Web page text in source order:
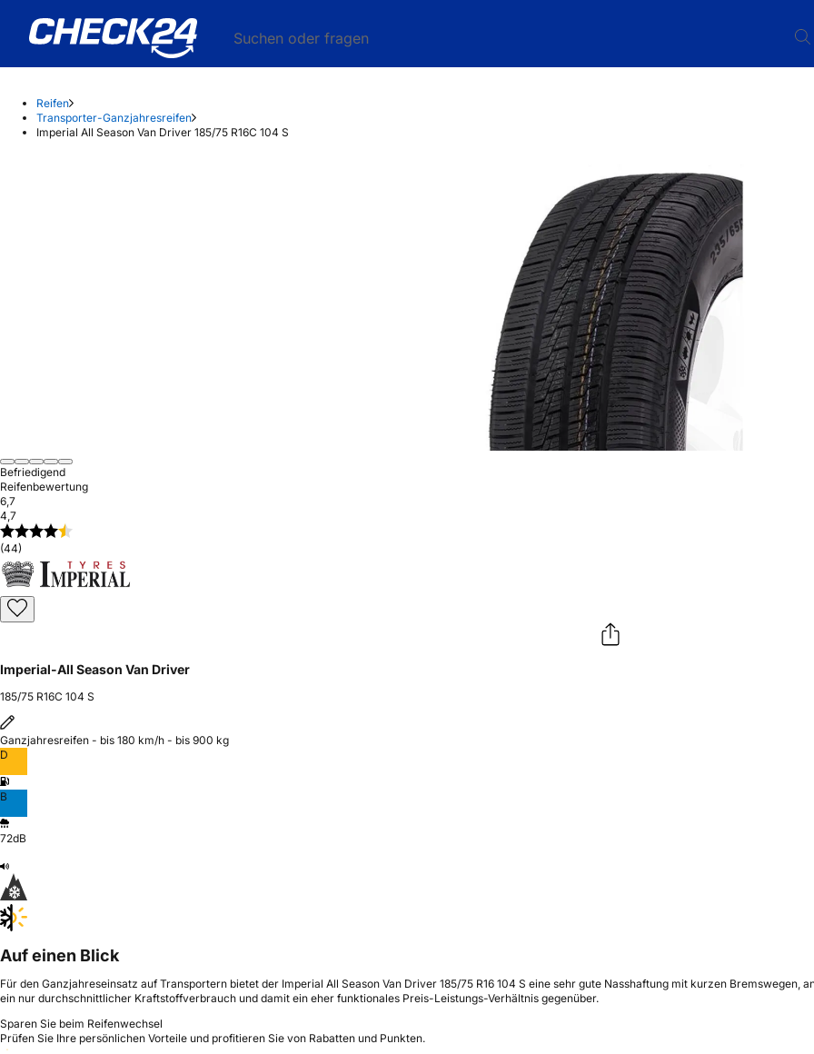
Suchen oder fragen
Reifen
Transporter-Ganzjahresreifen
Imperial All Season Van Driver 185/75 R16C 104 S
Befriedigend
Reifenbewertung
6,7
4,7
(44)
Imperial-All Season Van Driver
185/75 R16C 104 S
Ganzjahresreifen - bis 180 km/h - bis 900 kg
D
B
72dB
Auf einen Blick
Für den Ganzjahreseinsatz auf Transportern bietet der Imperial All Season Van Driver 185/75 R16 104 S eine sehr gute Nasshaftung mit kurzen Bremswegen,
ein nur durchschnittlicher Kraftstoffverbrauch und damit ein eher funktionales Preis-Leistungs-Verhältnis gegenüber.
Sparen Sie beim Reifenwechsel
Prüfen Sie Ihre persönlichen Vorteile und profitieren Sie von Rabatten und Punkten.